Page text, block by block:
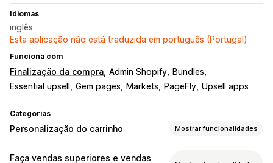
Idiomas
inglês
Esta aplicação não está traduzida em português (Portugal)
Funciona com
Finalização da compra Admin Shopify
Bundles
Essential upsell
Gem pages Markets PageFly Upsell apps
Categorias
Personalização do carrinho Mostrar funcionalidades
Apresentação do carrinho
Faça vendas superiores e vendas